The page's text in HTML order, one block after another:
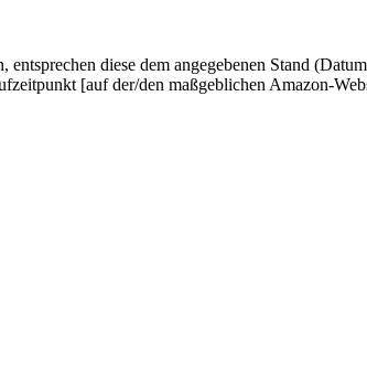
diese dem angegebenen Stand
[auf der/den maßgeblichen Amazon-